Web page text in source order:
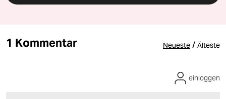
1 Kommentar Neueste / Älteste
einloggen